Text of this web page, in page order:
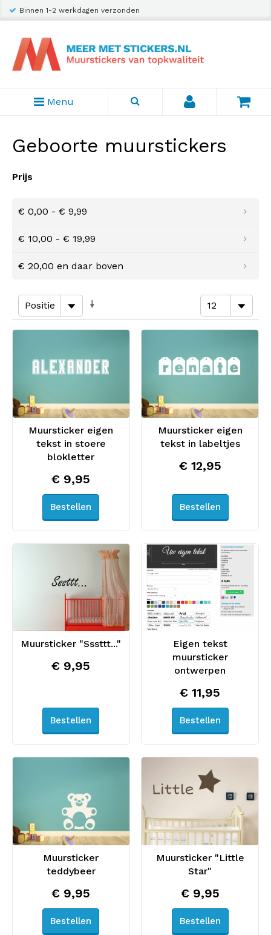
Binnen 1-2 werkdagen verzonden
Menu
Geboorte muurstickers
Prijs
€ 0,00 - € 9,99
€ 10,00 - € 19,99
€ 20,00 en daar boven
Muursticker eigen
tekst in stoere
blokletter
€ 9,95
Bestellen
Muursticker eigen
tekst in labeltjes
€ 12,95
Bestellen
Muursticker "Sssttt..."
€ 9,95
Bestellen
Eigen tekst
muursticker
ontwerpen
€ 11,95
Bestellen
Muursticker
teddybeer
€ 9,95
Bestellen
Muursticker "Little
Star"
€ 9,95
Bestellen